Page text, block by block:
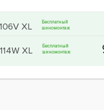
XL
Бесплатный
шиномонтаж
XL
Бесплатный
шиномонтаж